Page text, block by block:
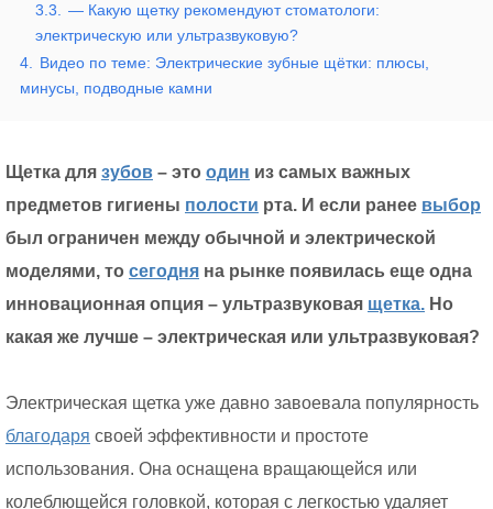
3.3.
— Какую щетку рекомендуют стоматологи:
электрическую или ультразвуковую?
4.
Видео по теме: Электрические зубные щётки: плюсы,
минусы, подводные камни
Щетка для зубов – это один из самых важных
предметов гигиены полости рта. И если ранее выбор
был ограничен между обычной и электрической
моделями, то сегодня на рынке появилась еще одна
инновационная опция – ультразвуковая щетка. Но
какая же лучше – электрическая или ультразвуковая?
Электрическая щетка уже давно завоевала популярность
благодаря своей эффективности и простоте
использования. Она оснащена вращающейся или
колеблющейся головкой, которая с легкостью удаляет